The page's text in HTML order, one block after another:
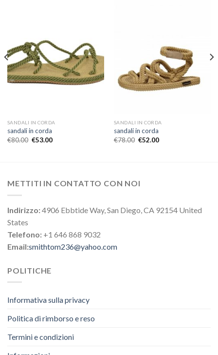
SANDALI IN CORDA
sandali in corda
€80.00 €53.00
SANDALI IN CORDA
sandali in corda
€78.00 €52.00
METTITI IN CONTATTO CON NOI
Indirizzo:4906 Ebbtide Way, San Diego, CA 92154 United
States
Telefono: +1 646 868 9032
Email:smithtom236@yahoo.com
POLITICHE
Informativa sulla privacy
Politica di rimborso e reso
Termini e condizioni